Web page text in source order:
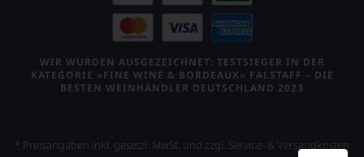
WIR WURDEN AUSGEZEICHNET: TESTSIEGER IN DER
KATEGORIE »FINE WINE & BORDEAUX« FALSTAFF – DIE
BESTEN WEINHÄNDLER DEUTSCHLAND 2023
* Preisangaben inkl. gesetzl. MwSt. und zzgl. Service- & Versandkosten